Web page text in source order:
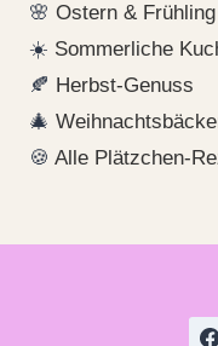
🌸 Ostern & Frühling
☀️ Sommerliche
🍂 Herbst-Genuss
🎄
🍪 Alle Plätzchen-